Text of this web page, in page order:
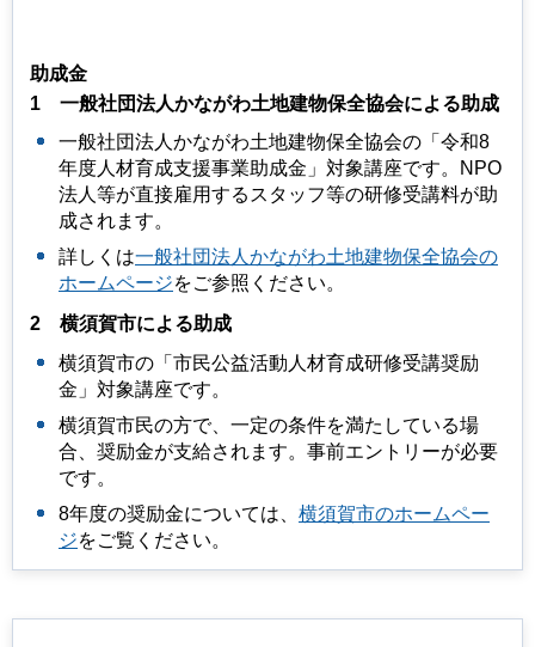
助成金
1
一般社団法人かながわ土地建物保全協会による助成
一般社団法人かながわ土地建物保全協会の「令和8
年度人材育成支援事業助成金」対象講座です。NPO
法人等が直接雇用するスタッフ等の研修受講料が助
成されます。
詳しくは一般社団法人かながわ土地建物保全協会の
ホームページをご参照ください。
2
横須賀市による助成
横須賀市の「市民公益活動人材育成研修受講奨励
金」対象講座です。
横須賀市民の方で、一定の条件を満たしている場
合、奨励金が支給されます。事前エントリーが必要
です。
8年度の奨励金については、 横須賀市のホームペー
ジをご覧ください。